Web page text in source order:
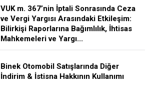
VUK m. 367’nin İptali Sonrasında Ceza
ve Vergi Yargısı Arasındaki Etkileşim:
Bilirkişi Raporlarına Bağımlılık, İhtisas
Mahkemeleri ve Yargı...
Binek Otomobil Satışlarında Diğer
İndirim & İstisna Hakkının Kullanımı